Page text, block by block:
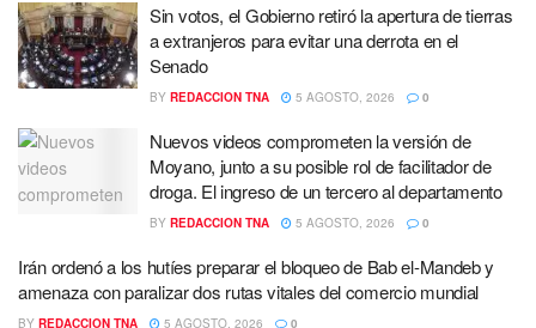
Sin votos, el Gobierno retiró la apertura de tierras
a extranjeros para evitar una derrota en el
Senado
BY REDACCION TNA 5 AGOSTO, 2026 0
Nuevos videos comprometen la versión de
Moyano, junto a su posible rol de facilitador de
droga. El ingreso de un tercero al departamento
BY REDACCION TNA 5 AGOSTO, 2026 0
Irán ordenó a los hutíes preparar el bloqueo de Bab el-Mandeb y
amenaza con paralizar dos rutas vitales del comercio mundial
BY REDACCION TNA 5 AGOSTO, 2026 0